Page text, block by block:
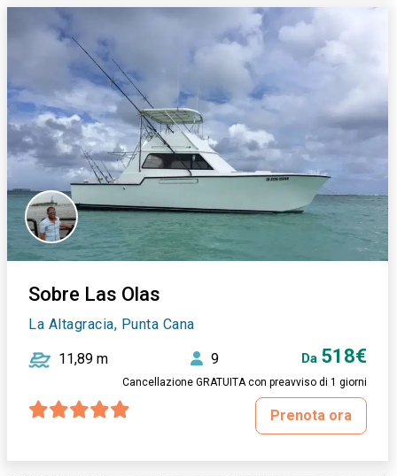
Sobre Las Olas
La Altagracia, Punta Cana
11,89 m 9 Da 518€
Cancellazione GRATUITA con preavviso di 1 giorni
Prenota ora